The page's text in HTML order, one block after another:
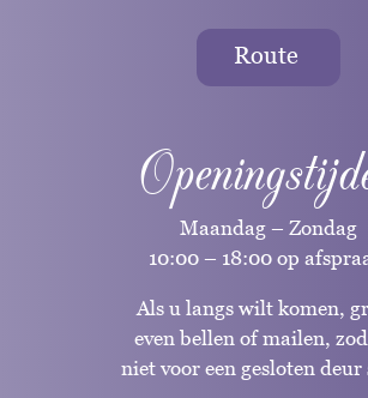
Route
Maandag – Zondag
10:00 – 18:00 op
Als u langs wilt komen,
even bellen of mailen,
niet voor een gesloten deur